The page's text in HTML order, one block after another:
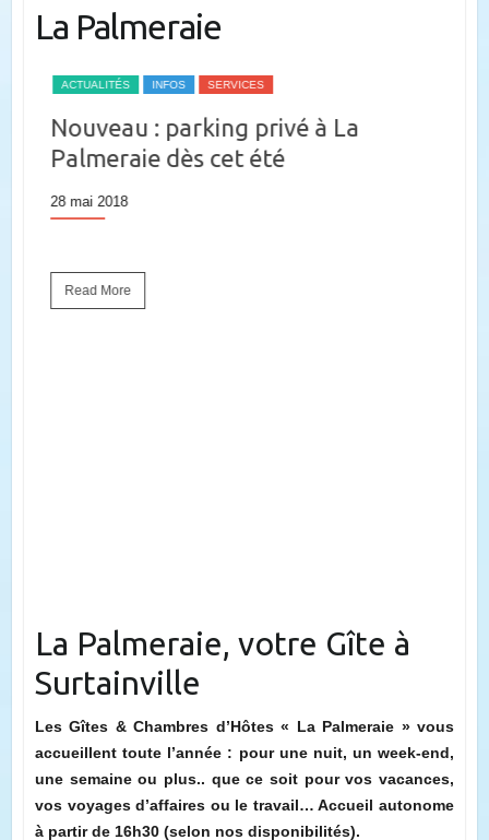
La Palmeraie
ACTUALITÉS INFOS SERVICES
Nouveau : parking privé à La
Palmeraie dès cet été
28 mai 2018
Read More
La Palmeraie, votre Gîte à
Surtainville
Les Gîtes & Chambres d’Hôtes « La Palmeraie » vous
accueillent toute l’année : pour une nuit, un week-end,
une semaine ou plus.. que ce soit pour vos vacances,
vos voyages d’affaires ou le travail… Accueil autonome
à partir de 16h30 (selon nos disponibilités).